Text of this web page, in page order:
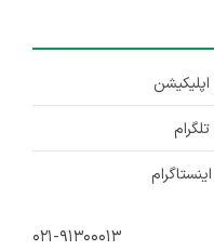
۰۲۱-۹۱۳۰۰۰۱۳